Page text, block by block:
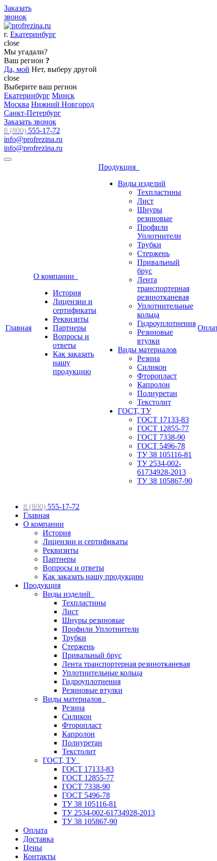
Заказать
звонок
г. Екатеринбург
close
Мы угадали?
Ваш регион ?
Да, мой Нет, выберу другой
close
Выберите ваш регион
Екатеринбург Минск
Москва Нижний Новгород
Санкт-Петербург
Заказать звонок
8 (800) 555-17-72
info@profrezina.ru
info@profrezina.ru
Главная
О компании
История
Лицензии и
сертификаты
Реквизиты
Партнеры
Вопросы и
ответы
Как заказать
нашу
продукцию
Продукция
Виды изделий
Техпластины
Лист
Шнуры
резиновые
Профили
Уплотнители
Трубки
Стержень
Привальный
брус
Лента
транспортерная
резинотканевая
Уплотнительные
кольца
Гидроуплотнения
Резиновые
втулки
Виды материалов
Резина
Силикон
Фторопласт
Капролон
Полиуретан
Текстолит
ГОСТ, ТУ
ГОСТ 17133-83
ГОСТ 12855-77
ГОСТ 7338-90
ГОСТ 5496-78
ТУ 38 105116-81
ТУ 2534-002-
61734928-2013
ТУ 38 105867-90
8 (800) 555-17-72
Главная
О компании
История
Лицензии и сертификаты
Реквизиты
Партнеры
Вопросы и ответы
Как заказать нашу продукцию
Продукция
Виды изделий
Техпластины
Лист
Шнуры резиновые
Профили Уплотнители
Трубки
Стержень
Привальный брус
Лента транспортерная резинотканевая
Уплотнительные кольца
Гидроуплотнения
Резиновые втулки
Виды материалов
Резина
Силикон
Фторопласт
Капролон
Полиуретан
Текстолит
ГОСТ, ТУ
ГОСТ 17133-83
ГОСТ 12855-77
ГОСТ 7338-90
ГОСТ 5496-78
ТУ 38 105116-81
ТУ 2534-002-61734928-2013
ТУ 38 105867-90
Оплата
Доставка
Цены
Контакты